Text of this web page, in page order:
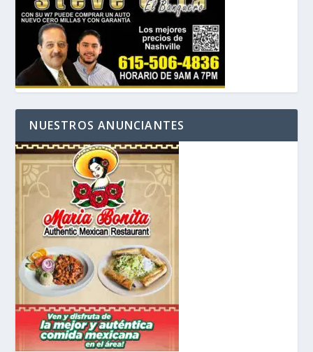
NUESTROS ANUNCIANTES